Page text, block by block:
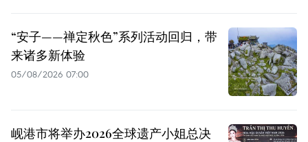
“安子——禅定秋色”系列活动回归，带
来诸多新体验
05/08/2026 07:00
岘港市将举办2026全球遗产小姐总决